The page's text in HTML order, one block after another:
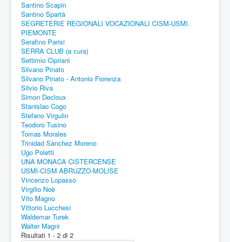
Santino Scapin
Santino Spartà
SEGRETERIE REGIONALI VOCAZIONALI CISM-USMI.
PIEMONTE
Serafino Parisi
SERRA CLUB (a cura)
Settimio Cipriani
Silvano Pinato
Silvano Pinato - Antonio Fiorenza
Silvio Riva
Simon Decloux
Stanislao Cogo
Stefano Virgulin
Teodoro Tusino
Tomas Morales
Trinidad Sànchez Moreno
Ugo Poletti
UNA MONACA CISTERCENSE
USMI-CISM ABRUZZO-MOLISE
Vincenzo Lopasso
Virgilio Noè
Vito Magno
Vittorio Lucchesi
Waldemar Turek
Walter Magni
Risultati 1 - 2 di 2